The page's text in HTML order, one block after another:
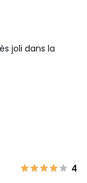
joli dans la
4